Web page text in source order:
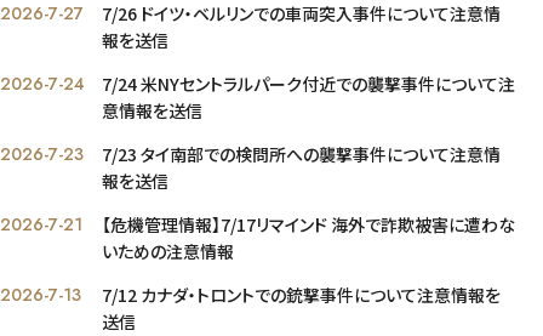
2026-7-27
7/26 ドイツ・ベルリンでの車両突入事件について注意情
報を送信
2026-7-24
7/24 米NYセントラルパーク付近での襲撃事件について注
意情報を送信
2026-7-23
7/23 タイ南部での検問所への襲撃事件について注意情
報を送信
2026-7-21
【危機管理情報】7/17リマインド 海外で詐欺被害に遭わな
いための注意情報
2026-7-13
7/12 カナダ・トロントでの銃撃事件について注意情報を
送信